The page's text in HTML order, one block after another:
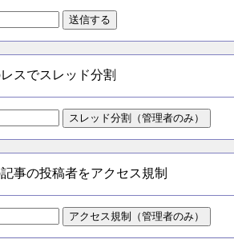
スでスレッド分割
事の投稿者をアクセス規制